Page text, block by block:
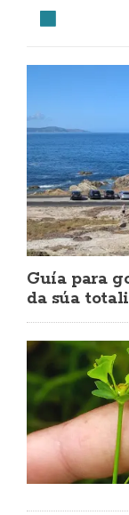
Guía para
da súa